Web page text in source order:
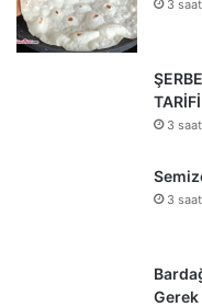
3
TARİFİ
3
3
Gerek